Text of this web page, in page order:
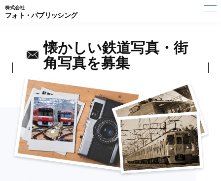
株式会社
フォト・パブリッシング
懐かしい鉄道写真・街
角写真を募集